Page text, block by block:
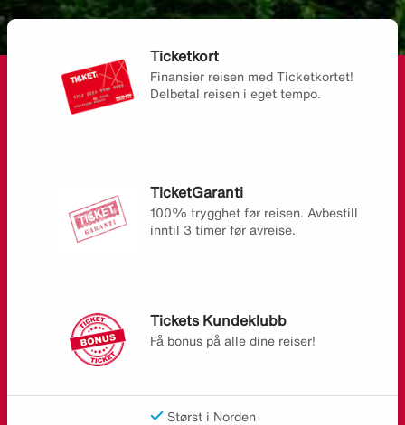
Ticketkort
Finansier reisen med Ticketkortet!
Delbetal reisen i eget tempo.
TicketGaranti
100% trygghet før reisen. Avbestill
inntil 3 timer før avreise.
Tickets Kundeklubb
Få bonus på alle dine reiser!
Størst i Norden